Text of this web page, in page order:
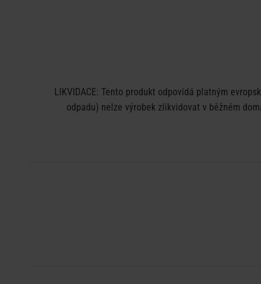
LIKVIDACE: Tento produkt odpovídá platným
odpadu) nelze výrobek zlikvidovat v běžném